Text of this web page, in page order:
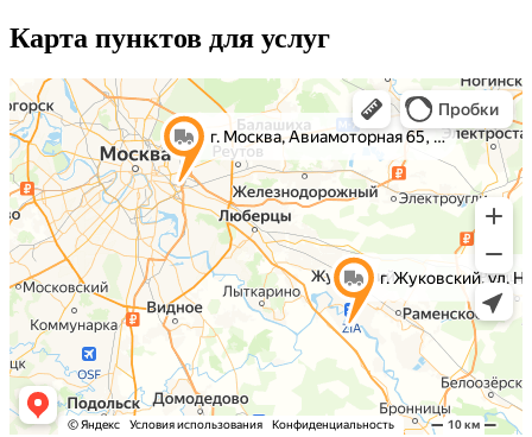
Карта пунктов для услуг